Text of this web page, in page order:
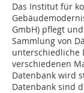
Das Institut für
GmbH) pflegt
Sammlung von
unterschiedliche
verschiedenen
Datenbank wird
Datenbank sind